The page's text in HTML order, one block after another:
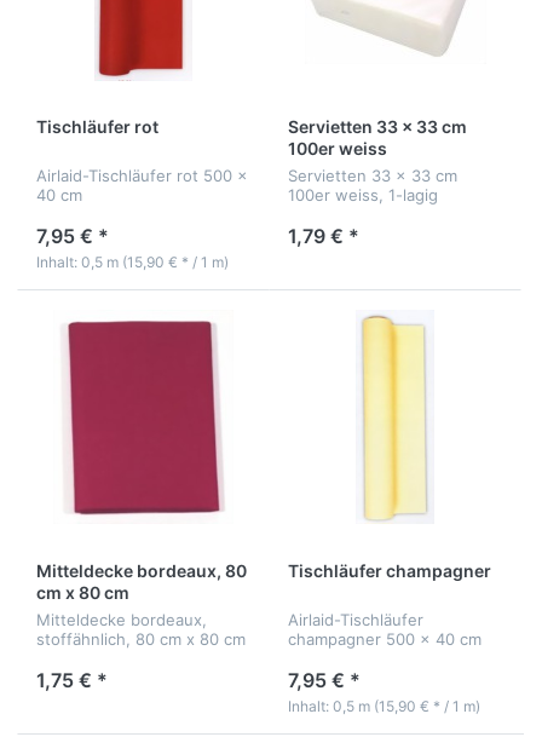
Tischläufer rot
Airlaid-Tischläufer rot 500 x
40 cm
7,95 € *
Inhalt: 0,5 m (15,90 € * / 1 m)
Servietten 33 x 33 cm
100er weiss
Servietten 33 x 33 cm
100er weiss, 1-lagig
1,79 € *
Mitteldecke bordeaux, 80
cm x 80 cm
Mitteldecke bordeaux,
stoffähnlich, 80 cm x 80 cm
1,75 € *
Tischläufer champagner
Airlaid-Tischläufer
champagner 500 x 40 cm
7,95 € *
Inhalt: 0,5 m (15,90 € * / 1 m)